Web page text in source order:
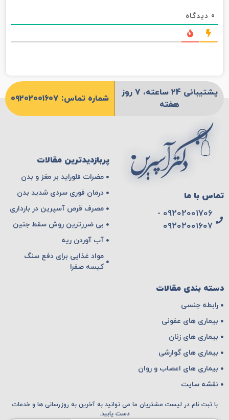
0 دیدگاه
پشتیبانی 24 ساعته، 7 روز
هفته
شماره تماس: ۰۹۲۰۲۰۰۱۶۰۷
تماس با ما
09202001706 -
۰۹۲۰۲۰۰۱۶۰۷
پربازدیدترین مقالات
مضرات فلوراید بر مغز و بدن
درمان فوری سردی شدید بدن
مصرف قرص آسپرین در بارداری
بی ضررترین روش سقط جنین
آب آوردن ریه
مواد غذایی برای دفع سنگ
کیسه صفرا
دسته بندی مقالات
رابطه جنسی
بیماری های عفونی
بیماری های زنان
بیماری های گوارشی
بیماری های اعصاب و روان
نقشه سایت
با ثبت نام در لیست مشتریان ما می توانید به آخرین به روزرسانی ها و خدمات
دست یابید.